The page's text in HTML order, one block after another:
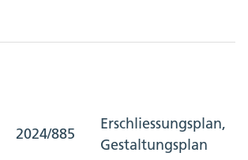
2024/885
Erschliessungsplan,
Gestaltungsplan